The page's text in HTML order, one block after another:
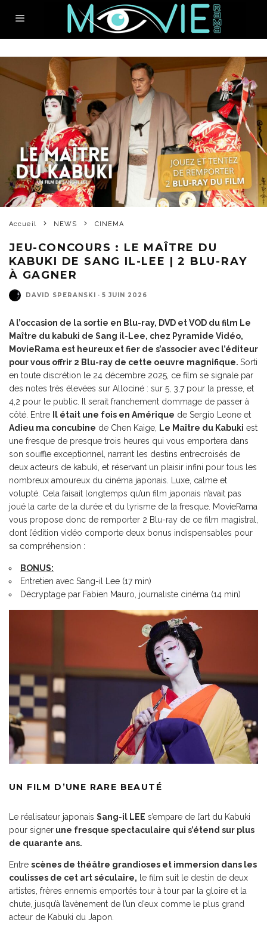
Accueil NEWS CINEMA
JEU-CONCOURS : LE MAÎTRE DU
KABUKI DE SANG IL-LEE | 2 BLU-RAY
À GAGNER
DAVID SPERANSKI · 5 JUIN 2026
A l’occasion de la sortie en Blu-ray, DVD et VOD du film Le
Maître du kabuki de Sang il-Lee, chez Pyramide Vidéo,
MovieRama est heureux et fier de s’associer avec l’éditeur
pour vous offrir 2 Blu-ray de cette oeuvre magnifique. Sorti
en toute discrétion le 24 décembre 2025, ce film se signale par
des notes très élevées sur Allociné : sur 5, 3,7 pour la presse, et
4,2 pour le public. Il serait franchement dommage de passer à
côté. Entre
Il était une fois en Amérique de Sergio Leone et
Adieu ma concubine de Chen Kaige, Le Maître du Kabuki est
une fresque de presque trois heures qui vous emportera dans
son souffle exceptionnel, narrant les destins entrecroisés de
deux acteurs de kabuki, et réservant un plaisir infini pour tous les
nombreux amoureux du cinéma japonais. Luxe, calme et
volupté. Cela faisait longtemps qu’un film japonais n’avait pas
joué la carte de la durée et du lyrisme de la fresque. MovieRama
vous propose donc de remporter 2 Blu-ray de ce film magistral,
dont l’édition vidéo comporte deux bonus indispensables pour
sa compréhension :
BONUS:
Entretien avec Sang-il Lee (17 min)
Décryptage par Fabien Mauro, journaliste cinéma (14 min)
UN FILM D’UNE RARE BEAUTÉ
Le réalisateur japonais Sang-il LEE s’empare de l’art du Kabuki
pour signer une fresque spectaculaire qui s’étend sur plus
de quarante ans.
Entre scènes de théâtre grandioses et immersion dans les
coulisses de cet art séculaire, le film suit le destin de deux
artistes, frères ennemis emportés tour à tour par la gloire et la
chute, jusqu’à l’avènement de l’un d’eux comme le plus grand
acteur de Kabuki du Japon.